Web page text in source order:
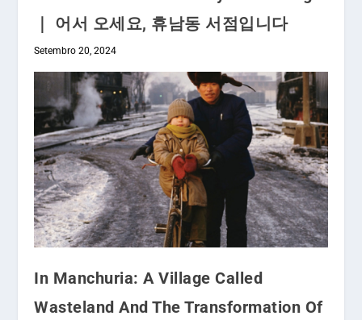
｜ 어서 오세요, 휴남동 서점입니다
Setembro 20, 2024
In Manchuria: A Village Called
Wasteland And The Transformation Of